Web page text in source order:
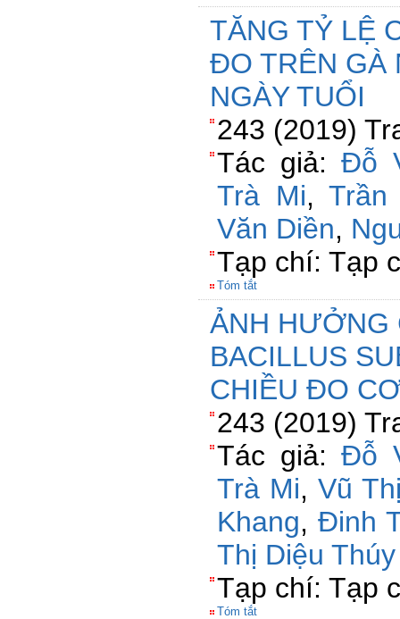
TĂNG TỶ LỆ
ĐO TRÊN GÀ
NGÀY TUỔI
243 (2019)
Tác giả:Đỗ
Trà Mi,
Văn Diền,
Tạp chí: Tạp
Tóm tắt
ẢNH HƯỞNG
BACILLUS
CHIỀU ĐO
243 (2019)
Tác giả:Đỗ
Trà Mi,Vũ
Khang, Đinh
Thị Diệu Thúy
Tạp chí: Tạp
Tóm tắt